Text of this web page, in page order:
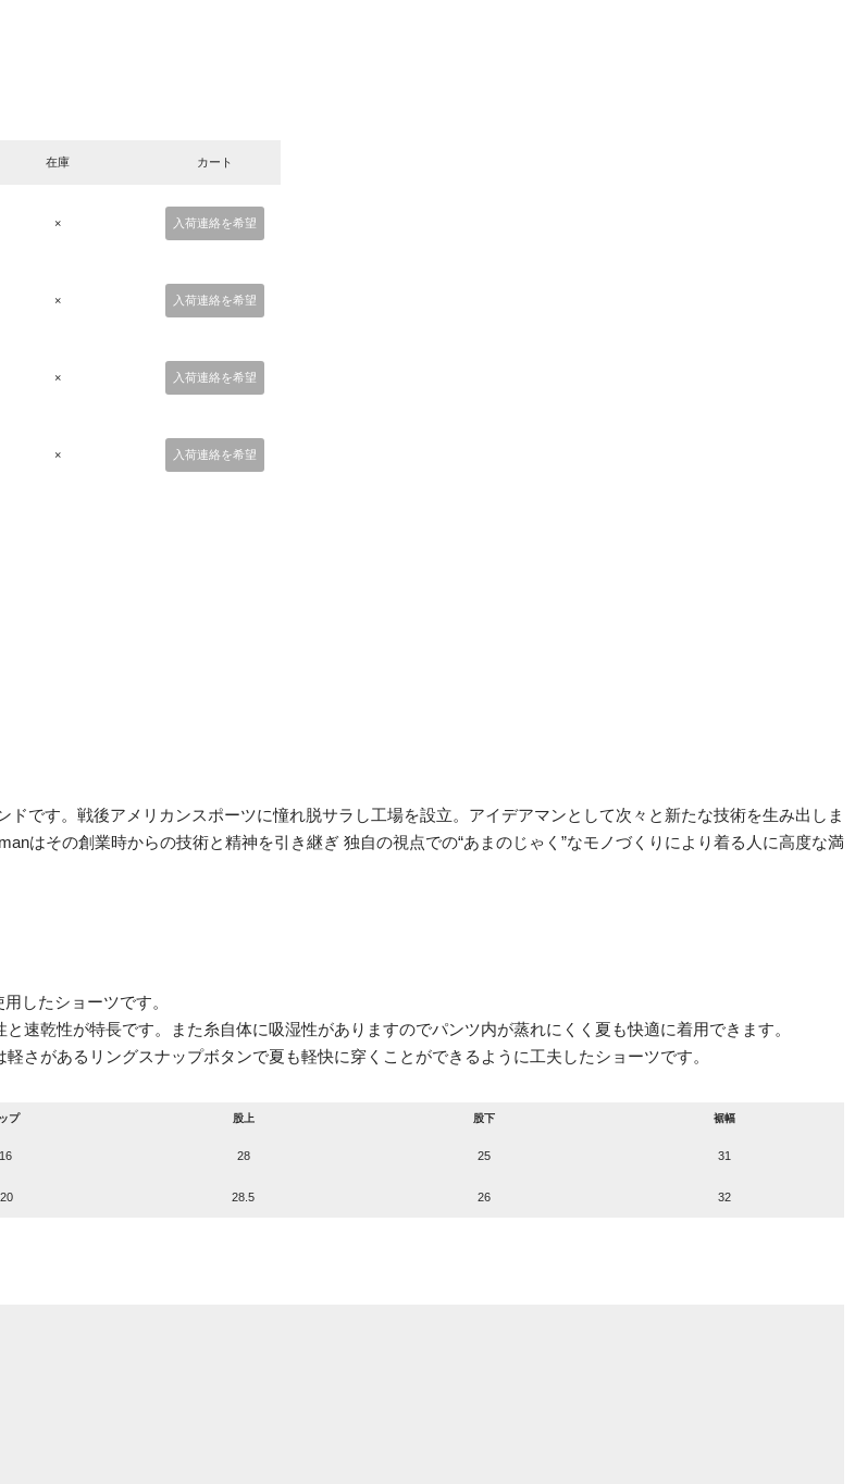
在庫 カート
× 入荷連絡を希望
× 入荷連絡を希望
× 入荷連絡を希望
× 入荷連絡を希望
です。戦後アメリカンスポーツに憧れ脱サラし工場を設立。アイデアマンとして次々と新たな技術を生み出しま
はその創業時からの技術と精神を引き継ぎ 独自の視点での“あまのじゃく”なモノづくりにより着る人に高度な満
したショーツです。
速乾性が特長です。また糸自体に吸湿性がありますのでパンツ内が蒸れにくく夏も快適に着用できます。
さがあるリングスナップボタンで夏も軽快に穿くことができるように工夫したショーツです。
プ 股上 股下 裾幅
28 25 31
28.5 26 32